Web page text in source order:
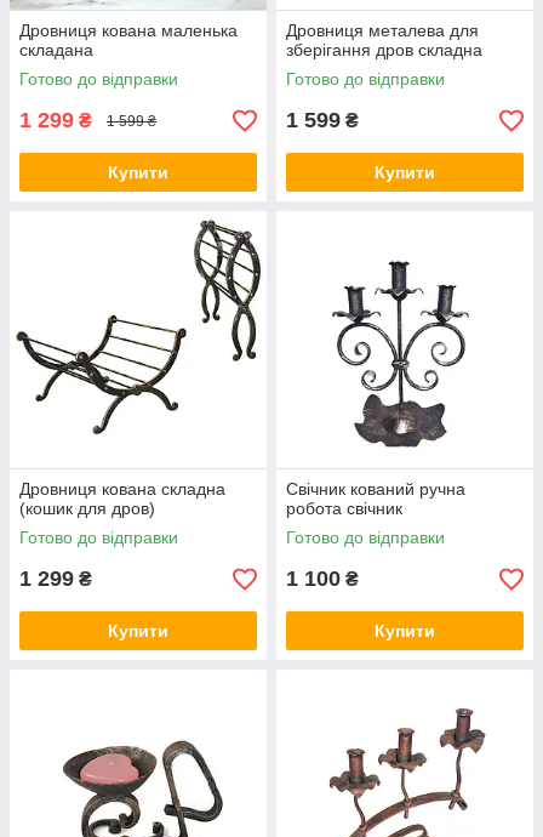
Дровниця кована маленька
складана
Готово до відправки
1 299 ₴ 1 599 ₴
Купити
Дровниця металева для
зберігання дров складна
Готово до відправки
1 599 ₴
Купити
Дровниця кована складна
(кошик для дров)
Готово до відправки
1 299 ₴
Купити
Свічник кований ручна
робота свічник
Готово до відправки
1 100 ₴
Купити